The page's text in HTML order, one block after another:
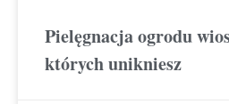
Pielęgnacja ogrodu
których unikniesz